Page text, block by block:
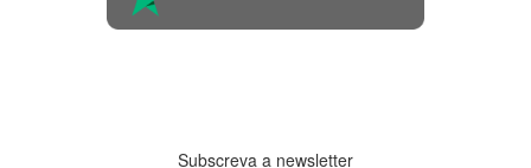
Subscreva a newsletter